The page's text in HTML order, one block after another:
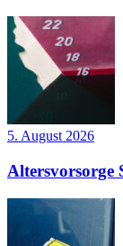
5. August 2026
Altersvorsorge